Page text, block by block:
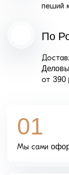
пеший
По
от 390
01
Мы сами